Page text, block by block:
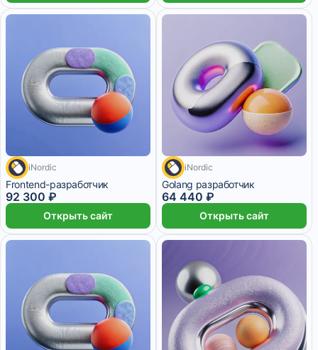
17 100 ₽/мес
iNordic
Frontend-разработчик
92 300 ₽
Открыть сайт
5 967 ₽/мес
iNordic
Golang разработчик
64 440 ₽
Открыть сайт